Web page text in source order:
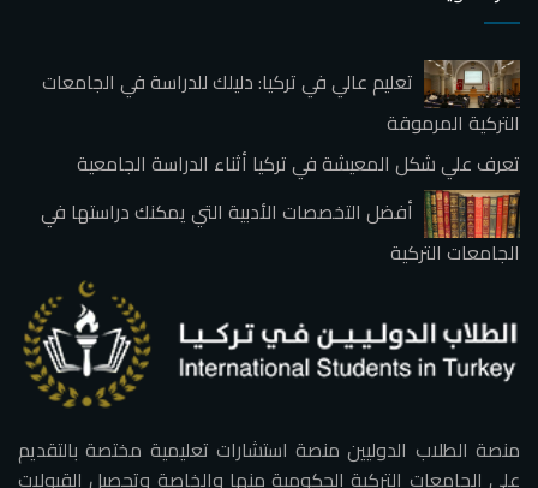
تعليم عالي في تركيا: دليلك للدراسة في الجامعات
التركية المرموقة
تعرف علي شكل المعيشة في تركيا أثناء الدراسة الجامعية
أفضل التخصصات الأدبية التي يمكنك دراستها في
الجامعات التركية
منصة الطلاب الدوليين منصة استشارات تعليمية مختصة بالتقديم
على الجامعات التركية الحكومية منها والخاصة وتحصيل القبولات